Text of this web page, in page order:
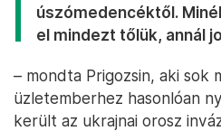
úszómedencéktől.
el mindezt tőlük, annál
– mondta Prigozsin, aki sok
üzletemberhez hasonlóan
került az ukrajnai orosz